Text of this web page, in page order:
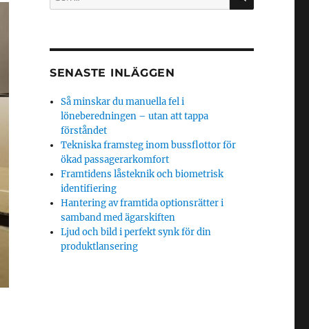
efter:
SENASTE INLÄGGEN
Så minskar du manuella fel i
löneberedningen – utan att tappa
förståndet
Tekniska framsteg inom bussflottor för
ökad passagerarkomfort
Framtidens låsteknik och biometrisk
identifiering
Hantering av framtida optionsrätter i
samband med ägarskiften
Ljud och bild i perfekt synk för din
produktlansering